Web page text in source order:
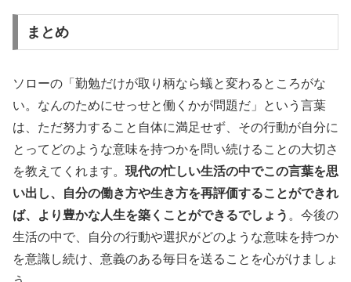
まとめ
ソローの「勤勉だけが取り柄なら蟻と変わるところがな
い。なんのためにせっせと働くかが問題だ」という言葉
は、ただ努力すること自体に満足せず、その行動が自分に
とってどのような意味を持つかを問い続けることの大切さ
を教えてくれます。 現代の忙しい生活の中でこの言葉を思
い出し、自分の働き方や生き方を再評価することができれ
ば、より豊かな人生を築くことができるでしょう 。今後の
生活の中で、自分の行動や選択がどのような意味を持つか
を意識し続け、意義のある毎日を送ることを心がけましょ